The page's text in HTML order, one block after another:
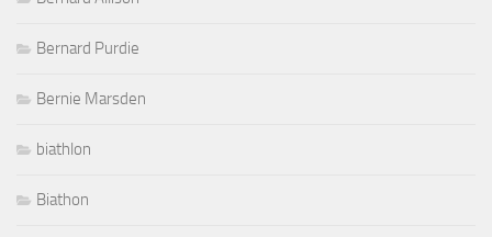
Bernard Purdie
Bernie Marsden
biathlon
Biathon